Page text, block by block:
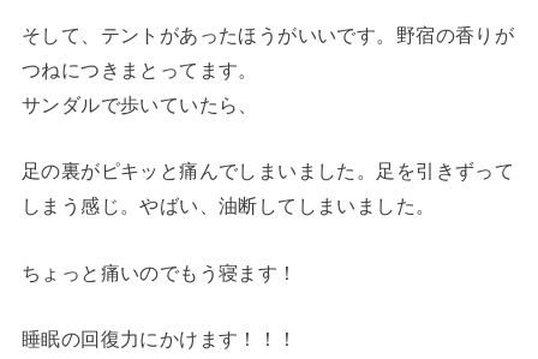
そして、テントがあったほうがいいです。野宿の香りが
つねにつきまとってます。
サンダルで歩いていたら、
足の裏がピキッと痛んでしまいました。足を引きずって
しまう感じ。やばい、油断してしまいました。
ちょっと痛いのでもう寝ます！
睡眠の回復力にかけます！！！